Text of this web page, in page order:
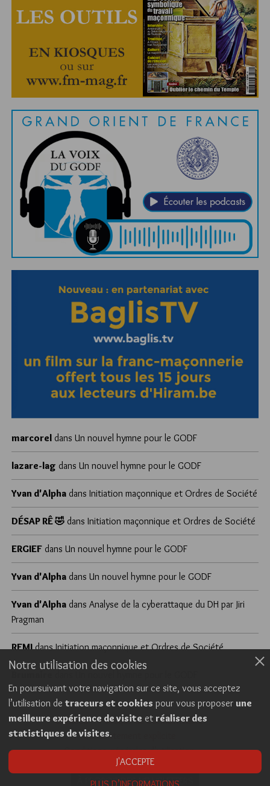
marcorel dans Un nouvel hymne pour le GODF
lazare-lag dans Un nouvel hymne pour le GODF
Yvan d'Alpha dans Initiation maçonnique et Ordres de Société
DÉSAP RÊ 🤣 dans Initiation maçonnique et Ordres de Société
ERGIEF dans Un nouvel hymne pour le GODF
Yvan d'Alpha dans Un nouvel hymne pour le GODF
Yvan d'Alpha dans Analyse de la cyberattaque du DH par Jiri
Pragman
REMIdansInitiation maçonnique et Ordres de Société
Cookies
Politique de confidentialité
Consentement explicite
Conditions générales d’utilisation
À PROPOS DES NEWSLETTERS
Notre utilisation des cookies
En poursuivant votre navigation sur ce site, vous acceptez
l’utilisation de traceurs et cookies pour vous proposer une
meilleure expérience de visite et réaliser des
statistiques de visites.
J'ACCEPTE